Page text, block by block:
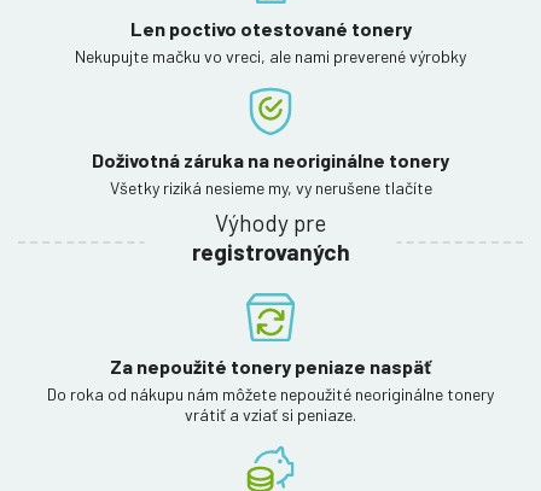
Len poctivo otestované tonery
Nekupujte mačku vo vreci, ale nami preverené výrobky
Doživotná záruka na neoriginálne tonery
Všetky riziká nesieme my, vy nerušene tlačíte
Výhody pre
registrovaných
Za nepoužité tonery peniaze naspäť
Do roka od nákupu nám môžete nepoužité neoriginálne tonery
vrátiť a vziať si peniaze.